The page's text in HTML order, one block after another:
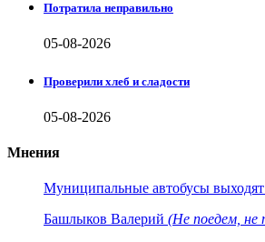
Потратила неправильно
05-08-2026
Проверили хлеб и сладости
05-08-2026
Мнения
Муниципальные автобусы
Башлыков Валерий (Не поедем, не